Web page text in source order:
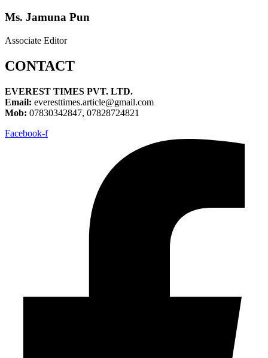
Ms. Jamuna Pun
Associate Editor
CONTACT
EVEREST TIMES PVT. LTD.
Email: everesttimes.article@gmail.com
Mob: 07830342847, 07828724821
Facebook-f